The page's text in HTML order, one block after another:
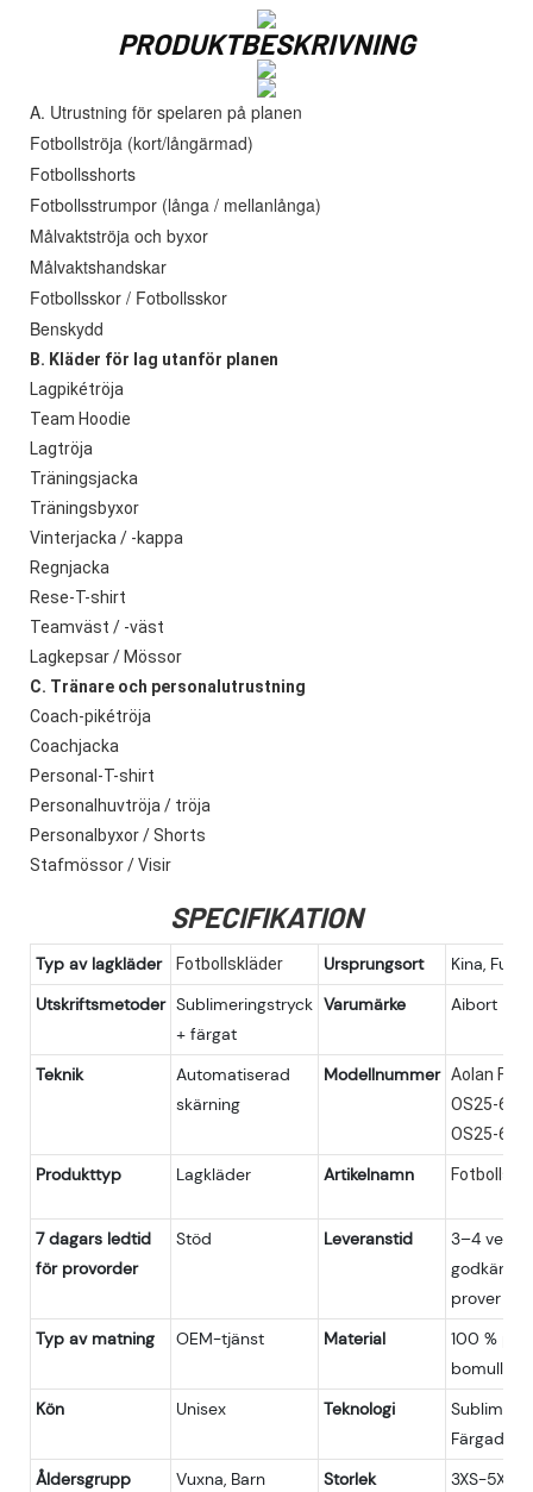
PRODUKTBESKRIVNING
A. Utrustning för spelaren på planen
Fotbollströja (kort/långärmad)
Fotbollsshorts
Fotbollsstrumpor (långa / mellanlånga)
Målvaktströja och byxor
Målvaktshandskar
Fotbollsskor / Fotbollsskor
Benskydd
B. Kläder för lag utanför planen
Lagpikétröja
Team Hoodie
Lagtröja
Träningsjacka
Träningsbyxor
Vinterjacka / -kappa
Regnjacka
Rese-T-shirt
Teamväst / -väst
Lagkepsar / Mössor
C. Tränare och personalutrustning
Coach-pikétröja
Coachjacka
Personal-T-shirt
Personalhuvtröja / tröja
Personalbyxor / Shorts
Stafmössor / Visir
SPECIFIKATION
Typ av lagkläder Fotbollskläder Ursprungsort
Kina, Fujian
Utskriftsmetoder Sublimeringstryck
+ färgat
Varumärke Aibort
Teknik
Automatiserad
skärning
Modellnummer Aolan
OS25-63-
OS25-64-
Produkttyp Lagkläder Artikelnamn
7 dagars ledtid
för provorder
Stöd Leveranstid
3–4
prover
Typ av matning
OEM-tjänst Material
100 %
bomull/
Kön
Unisex Teknologi
Färgad
Åldersgrupp
Vuxna, Barn Storlek 3XS-5XL